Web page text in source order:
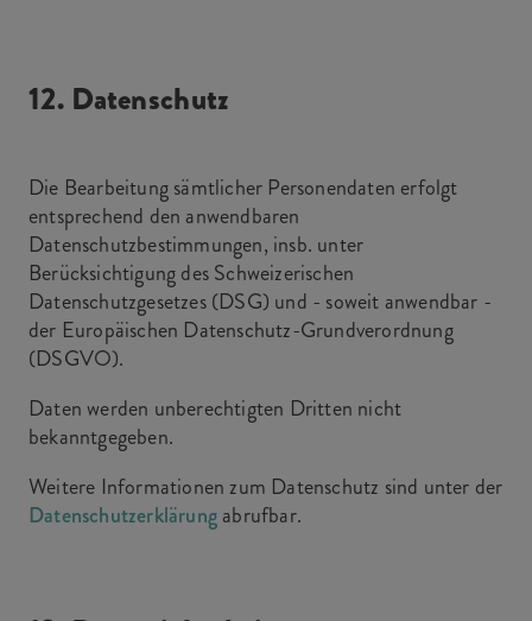
12. Datenschutz
Die Bearbeitung sämtlicher Personendaten erfolgt
entsprechend den anwendbaren
Datenschutzbestimmungen, insb. unter
Berücksichtigung des Schweizerischen
Datenschutzgesetzes (DSG) und - soweit anwendbar -
der Europäischen Datenschutz-Grundverordnung
(DSGVO).
Daten werden unberechtigten Dritten nicht
bekanntgegeben.
Weitere Informationen zum Datenschutz sind unter der
Datenschutzerklärungabrufbar.